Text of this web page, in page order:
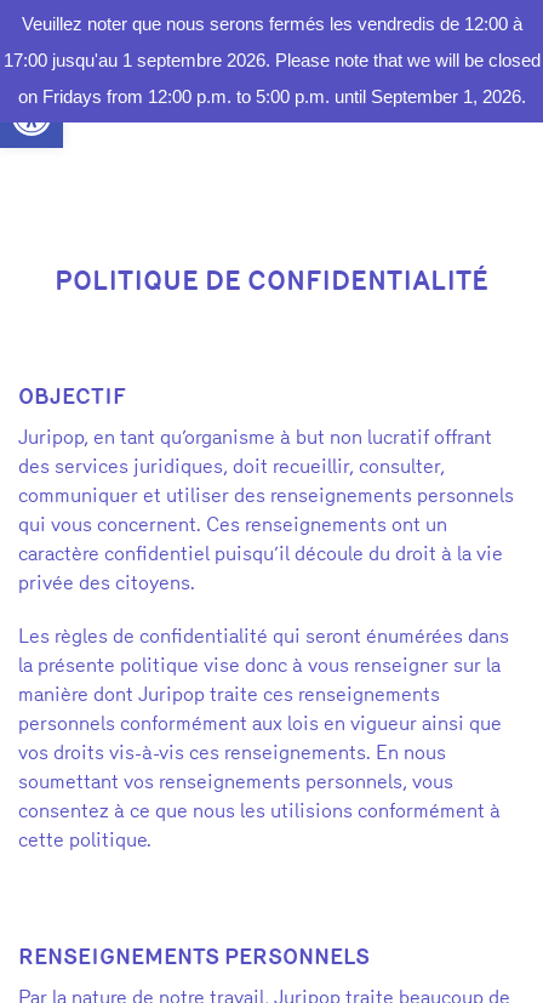
Veuillez noter que nous serons fermés les vendredis de 12:00 à
17:00 jusqu'au 1 septembre 2026. Please note that we will be closed
on Fridays from 12:00 p.m. to 5:00 p.m. until September 1, 2026.
Ouvrir la barre d’outils
FAIRE
UN DON
POLITIQUE DE CONFIDENTIALITÉ
OBJECTIF
Juripop, en tant qu’organisme à but non lucratif offrant
des services juridiques, doit recueillir, consulter,
communiquer et utiliser des renseignements personnels
qui vous concernent. Ces renseignements ont un
caractère confidentiel puisqu’il découle du droit à la vie
privée des citoyens.
Les règles de confidentialité qui seront énumérées dans
la présente politique vise donc à vous renseigner sur la
manière dont Juripop traite ces renseignements
personnels conformément aux lois en vigueur ainsi que
vos droits vis-à-vis ces renseignements. En nous
soumettant vos renseignements personnels, vous
consentez à ce que nous les utilisions conformément à
cette politique.
RENSEIGNEMENTS PERSONNELS
Par la nature de notre travail, Juripop traite beaucoup de